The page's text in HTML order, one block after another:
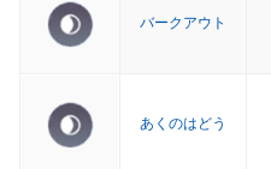
バークアウト
あくのはどう